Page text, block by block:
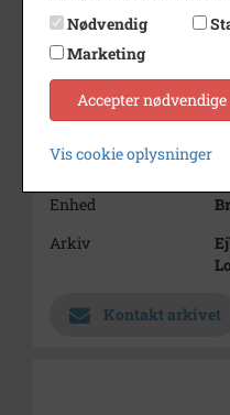
Fotograf
Størrelse
Materiale
Se på kort
Type
Enhed
Arkiv
Kontakt arkivet
Nødvendig
Marketing
Accepter nødvendige
Vis cookie oplysninger